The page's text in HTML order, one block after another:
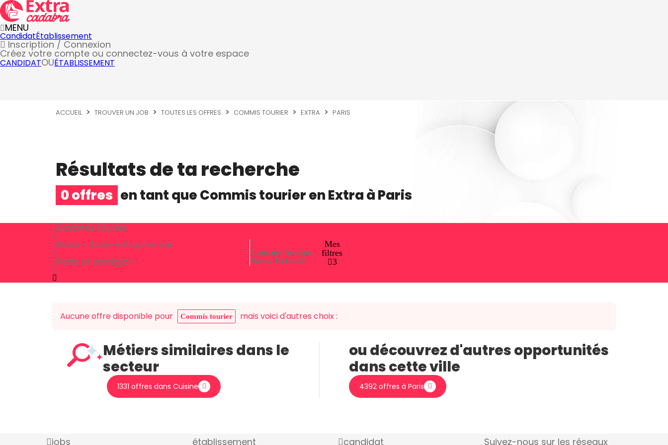
MENU
CandidatÉtablissement
Inscription / Connexion
Créez votre compte ou connectez-vous à votre espace
CANDIDATOUÉTABLISSEMENT
ACCUEIL TROUVER UN JOB TOUTES LES OFFRES COMMIS TOURIER EXTRA PARIS
Résultats de ta recherche
0 offres en tant queCommis tourierenExtraàParis
Commis tourier
Extra - Auto-entrepreneur
Paris et sa région
Commis tourier,
Paris, Extra3
Mes
filtres
3
Aucune offre disponible pour Commis tourier mais voici d'autres choix :
Métiers similaires dans le
secteur
1331 offres dans Cuisine
ou découvrez d'autres opportunités
dans cette ville
4392 offres à Paris
jobs établissement candidat Suivez-nous sur les réseaux